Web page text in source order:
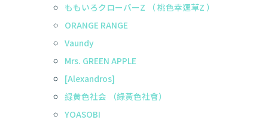
ももいろクローバーZ （ 桃色幸運草Z ）
ORANGE RANGE
Vaundy
Mrs. GREEN APPLE
[Alexandros]
緑黄色社会 （綠黃色社會）
YOASOBI